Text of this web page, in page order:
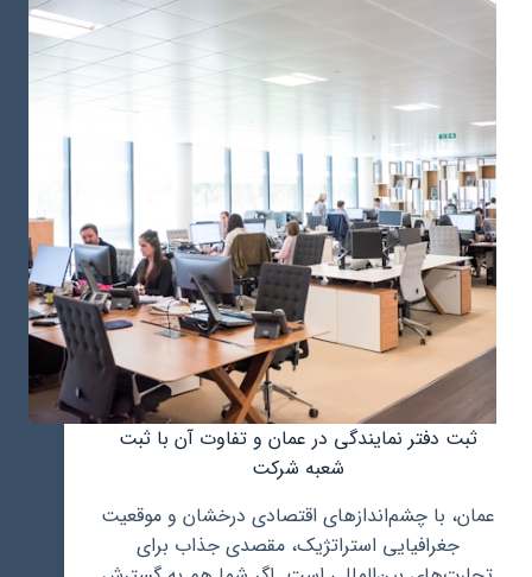
ثبت دفتر نمایندگی در عمان و تفاوت آن با ثبت
شعبه شرکت
عمان، با چشم‌اندازهای اقتصادی درخشان و موقعیت
جغرافیایی استراتژیک، مقصدی جذاب برای